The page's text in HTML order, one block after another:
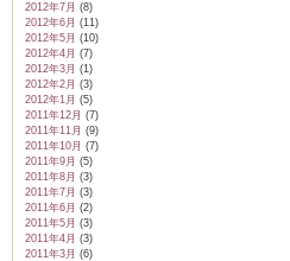
2012年7月 (8)
2012年6月 (11)
2012年5月 (10)
2012年4月 (7)
2012年3月 (1)
2012年2月 (3)
2012年1月 (5)
2011年12月 (7)
2011年11月 (9)
2011年10月 (7)
2011年9月 (5)
2011年8月 (3)
2011年7月 (3)
2011年6月 (2)
2011年5月 (3)
2011年4月 (3)
2011年3月 (6)